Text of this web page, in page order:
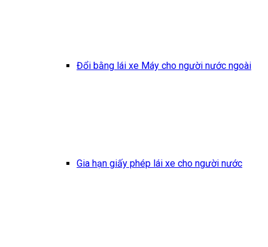
Đổi bằng lái xe Máy cho người nước ngoài
Gia hạn giấy phép lái xe cho người nước